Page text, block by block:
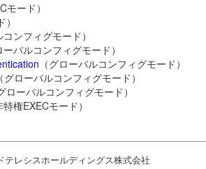
モード）
コンフィグモード）
ーバルコンフィグモード）
（グローバルコンフィグモード）
（グローバルコンフィグモード）
ローバルコンフィグモード）
特権EXECモード）
テレシスホールディングス株式会社